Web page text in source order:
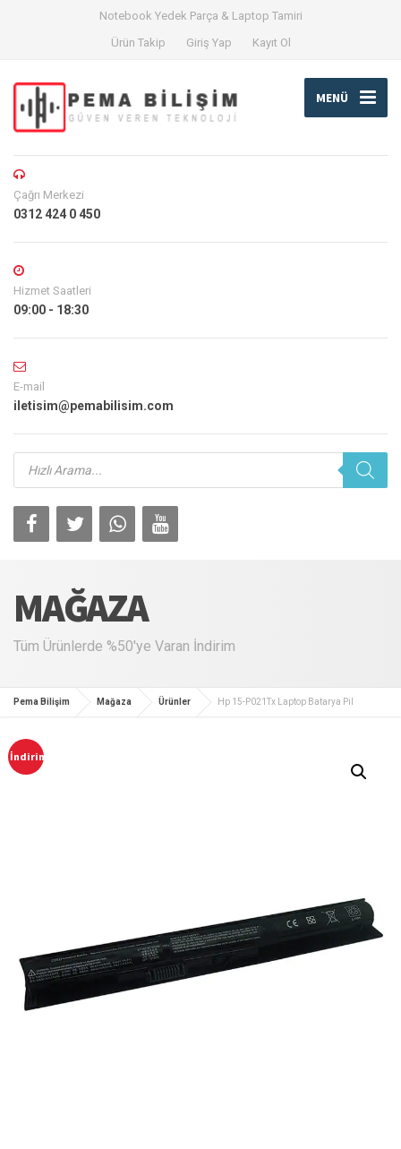
Notebook Yedek Parça & Laptop Tamiri
Ürün Takip
Giriş Yap Kayıt Ol
MENÜ
Çağrı Merkezi
0312 424 0 450
Hizmet Saatleri
09:00 - 18:30
E-mail
iletisim@pemabilisim.com
Products
search
MAĞAZA
Tüm Ürünlerde %50'ye Varan İndirim
Pema Bilişim Mağaza Ürünler Hp 15-P021Tx Laptop Batarya Pil
İndirim!